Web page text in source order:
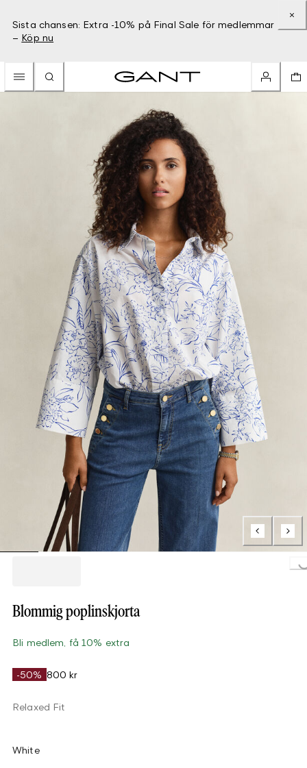
Sista chansen: Extra -10% på Final Sale för medlemmar
– Köp nu
Loading...
Blommig poplinskjorta
Bli medlem, få 10% extra
-50% 800 kr
Relaxed Fit
White